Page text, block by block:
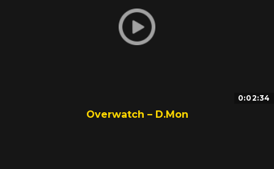
0:02:34
Overwatch – D.Mon